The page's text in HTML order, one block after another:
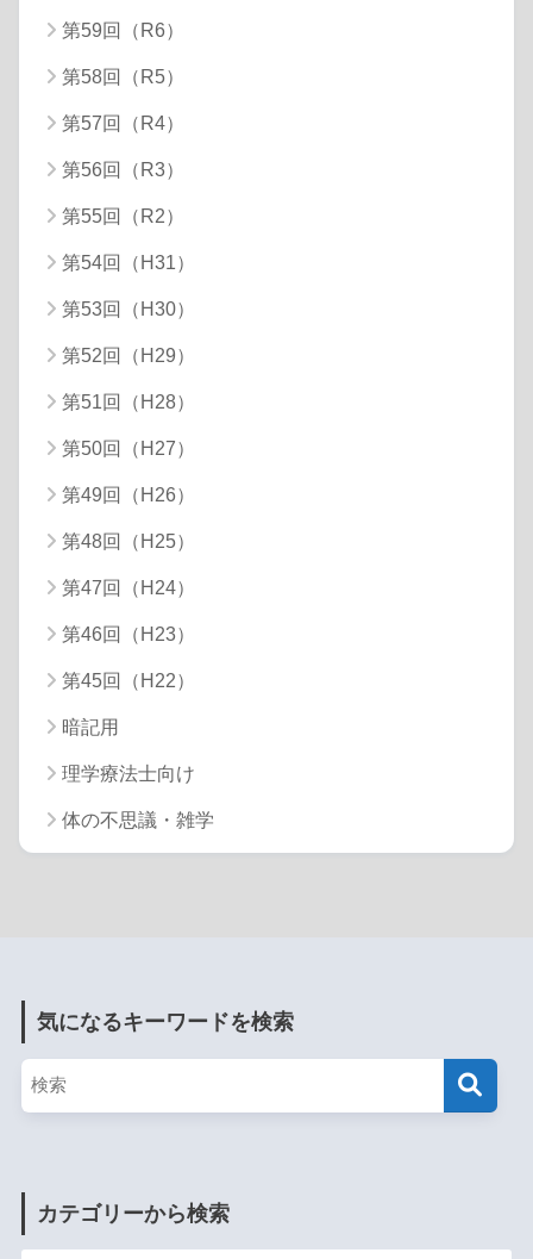
第59回（R6）
第58回（R5）
第57回（R4）
第56回（R3）
第55回（R2）
第54回（H31）
第53回（H30）
第52回（H29）
第51回（H28）
第50回（H27）
第49回（H26）
第48回（H25）
第47回（H24）
第46回（H23）
第45回（H22）
暗記用
理学療法士向け
体の不思議・雑学
気になるキーワードを検索
カテゴリーから検索